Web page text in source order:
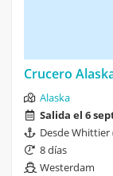
Crucero
Alaska
Salida el 6
Desde Whittier
8 días
Westerdam